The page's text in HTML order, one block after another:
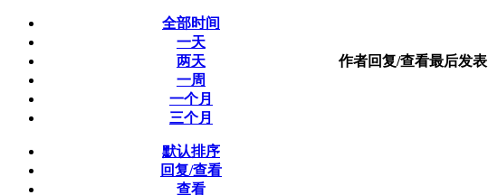
全部时间
一天
两天
一周
一个月
三个月
默认排序
回复/查看
查看
作者回复/查看最后发表